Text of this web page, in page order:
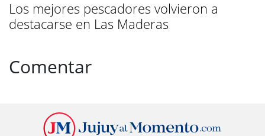
Los mejores pescadores volvieron a
destacarse en Las Maderas
Comentar